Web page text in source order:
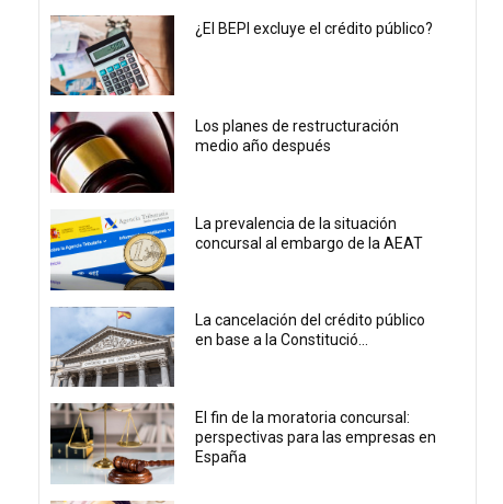
¿El BEPI excluye el crédito público?
Los planes de restructuración
medio año después
La prevalencia de la situación
concursal al embargo de la AEAT
La cancelación del crédito público
en base a la Constitució...
El fin de la moratoria concursal:
perspectivas para las empresas en
España